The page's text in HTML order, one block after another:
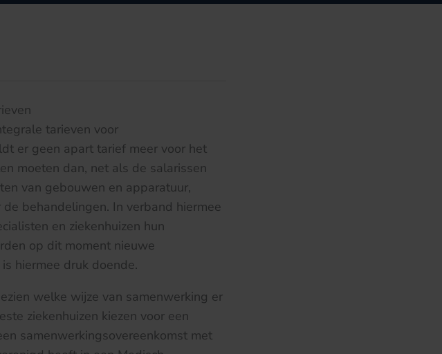
tarieven voor
er geen apart tarief meer voor het
moeten dan, net als de salarissen
van gebouwen en apparatuur,
behandelingen. In verband hiermee
en ziekenhuizen hun
op dit moment nieuwe
hiermee druk doende.
welke wijze van samenwerking er
ziekenhuizen kiezen voor een
samenwerkingsovereenkomst met